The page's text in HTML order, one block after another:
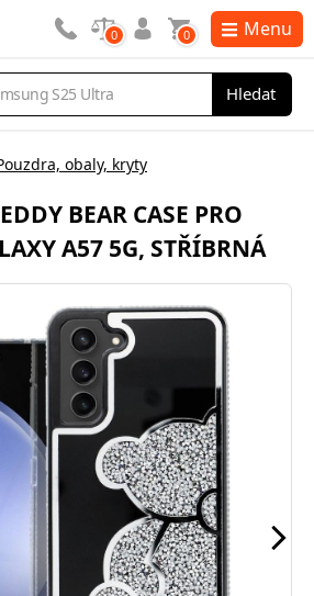
Hledat
0 0 Menu
obaly, kryty
BEAR CASE PRO
A57 5G, STŘÍBRNÁ